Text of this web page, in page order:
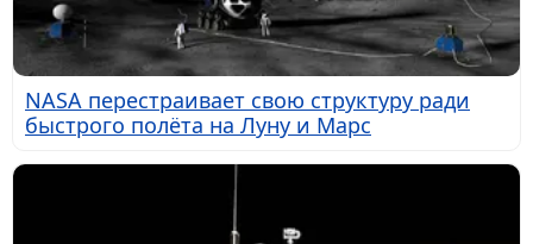
NASA перестраивает свою структуру ради
быстрого полёта на Луну и Марс